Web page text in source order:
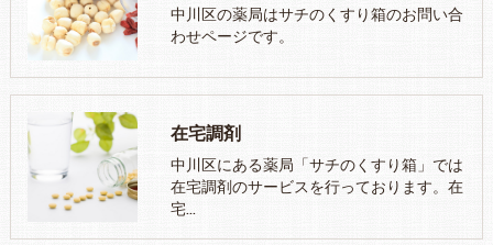
中川区の薬局はサチのくすり箱のお問い合
わせページです。
在宅調剤
中川区にある薬局「サチのくすり箱」では
在宅調剤のサービスを行っております。在
宅…